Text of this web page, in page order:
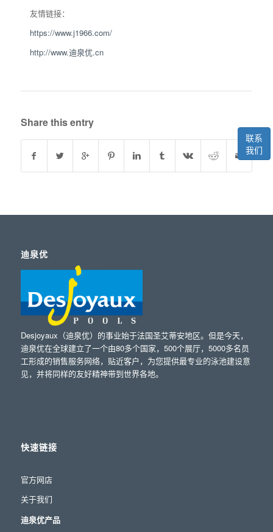
联系
我们
友情链接：
https://www.j1966.com/
http://www.迪泉优.cn
Share this entry
迪泉优
Desjoyaux（迪泉优）的事业始于法国圣艾蒂安地区。但是今天，
迪泉优在全球建立了一个由80多个国家，500个展厅，5000多名员
工形成的销售服务网络，贴近客户，为您提供最专业的泳池建设意
见，并将同样的友好精神带到世界各地。
快速链接
官方网店
关于我们
迪泉优产品